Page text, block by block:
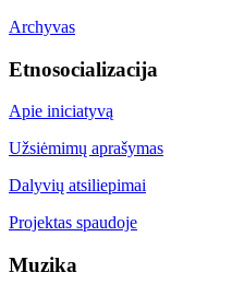
Archyvas
Etnosocializacija
Apie iniciatyvą
Užsiėmimų aprašymas
Dalyvių atsiliepimai
Projektas spaudoje
Muzika